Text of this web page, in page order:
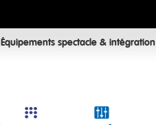
Équipements spectacle & intégration